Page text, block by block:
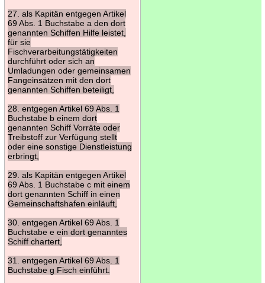
27. als Kapitän entgegen Artikel
69 Abs. 1 Buchstabe a den dort
genannten Schiffen Hilfe leistet,
für sie
Fischverarbeitungstätigkeiten
durchführt oder sich an
Umladungen oder gemeinsamen
Fangeinsätzen mit den dort
genannten Schiffen beteiligt,
28. entgegen Artikel 69 Abs. 1
Buchstabe b einem dort
genannten Schiff Vorräte oder
Treibstoff zur Verfügung stellt
oder eine sonstige Dienstleistung
erbringt,
29. als Kapitän entgegen Artikel
69 Abs. 1 Buchstabe c mit einem
dort genannten Schiff in einen
Gemeinschaftshafen einläuft,
30. entgegen Artikel 69 Abs. 1
Buchstabe e ein dort genanntes
Schiff chartert,
31. entgegen Artikel 69 Abs. 1
Buchstabe g Fisch einführt.